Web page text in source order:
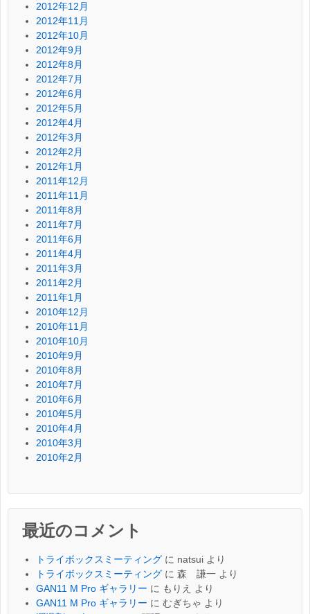
2012年12月
2012年11月
2012年10月
2012年9月
2012年8月
2012年7月
2012年6月
2012年5月
2012年4月
2012年3月
2012年2月
2012年1月
2011年12月
2011年11月
2011年8月
2011年7月
2011年6月
2011年4月
2011年3月
2011年2月
2011年1月
2010年12月
2010年11月
2010年10月
2010年9月
2010年8月
2010年7月
2010年6月
2010年5月
2010年4月
2010年3月
2010年2月
最近のコメント
トライボックスミーティング に natsui より
トライボックスミーティング に 森 謙一 より
GAN11 M Pro ギャラリー に もりえ
より
GAN11 M Pro ギャラリー に むぎちゃ より